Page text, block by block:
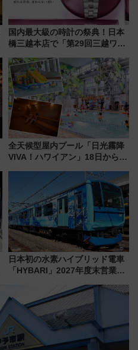
国内最大級の時計の祭典！日本
橋三越本店で「第29回三越ワー
【2026年8月5日～25日】
全天候型屋内プール「日光霧降
VIVA！ハワイアン」18日から営
ァミリーから大人まで幅広い世
代が一日中楽しる夏のリゾート
を楽しんで
日本初の水素ハイブリッド電車
「HYBARI」2027年度末営業運
で水素利活用が加速